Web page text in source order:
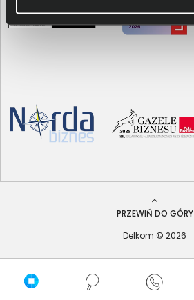
PRZEWIŃ DO GÓRY
Delkom © 2026